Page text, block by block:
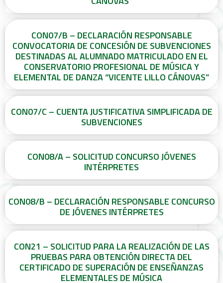
CON07/B – DECLARACIÓN RESPONSABLE
CONVOCATORIA DE CONCESIÓN DE SUBVENCIONES
DESTINADAS AL ALUMNADO MATRICULADO EN EL
CONSERVATORIO PROFESIONAL DE MÚSICA Y
ELEMENTAL DE DANZA “VICENTE LILLO CÁNOVAS”
CON07/C – CUENTA JUSTIFICATIVA SIMPLIFICADA DE
SUBVENCIONES
CON08/A – SOLICITUD CONCURSO JÓVENES
INTÉRPRETES
CON08/B – DECLARACIÓN RESPONSABLE CONCURSO
DE JÓVENES INTÉRPRETES
CON21 – SOLICITUD PARA LA REALIZACIÓN DE LAS
PRUEBAS PARA OBTENCIÓN DIRECTA DEL
CERTIFICADO DE SUPERACIÓN DE ENSEÑANZAS
ELEMENTALES DE MÚSICA